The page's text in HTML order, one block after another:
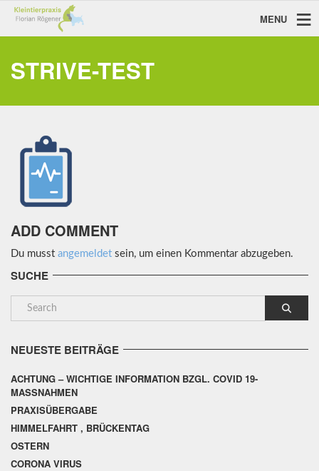
MENU
STRIVE-TEST
ADD COMMENT
Du musst angemeldet sein, um einen Kommentar abzugeben.
SUCHE
NEUESTE BEITRÄGE
ACHTUNG – WICHTIGE INFORMATION BZGL. COVID 19-
MASSNAHMEN
PRAXISÜBERGABE
HIMMELFAHRT , BRÜCKENTAG
OSTERN
CORONA VIRUS